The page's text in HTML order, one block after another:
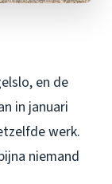
en de
in januari
werk.
niemand